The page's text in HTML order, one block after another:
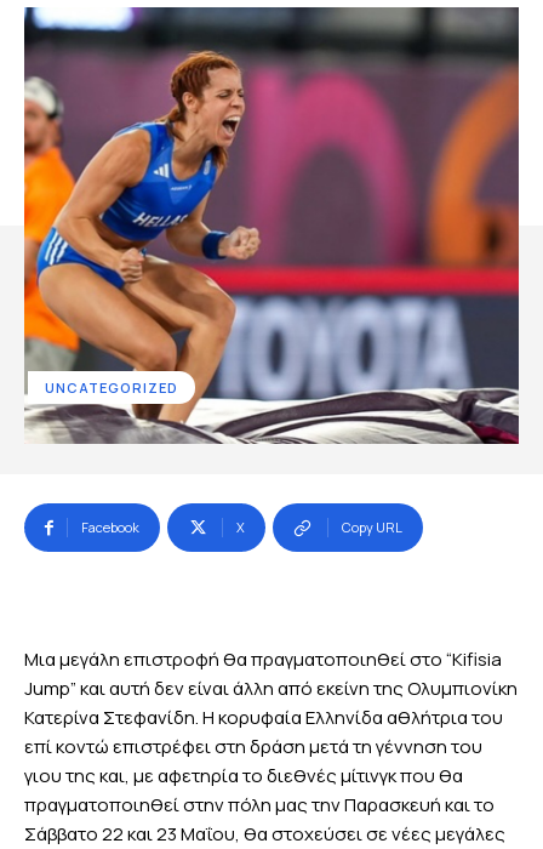
UNCATEGORIZED
Facebook X Copy URL
Μια μεγάλη επιστροφή θα πραγματοποιηθεί στο “Kifisia
Jump” και αυτή δεν είναι άλλη από εκείνη της Ολυμπιονίκη
Κατερίνα Στεφανίδη. Η κορυφαία Ελληνίδα αθλήτρια του
επί κοντώ επιστρέφει στη δράση μετά τη γέννηση του
γιου της και, με αφετηρία το διεθνές μίτινγκ που θα
πραγματοποιηθεί στην πόλη μας την Παρασκευή και το
Σάββατο 22 και 23 Μαΐου, θα στοχεύσει σε νέες μεγάλες